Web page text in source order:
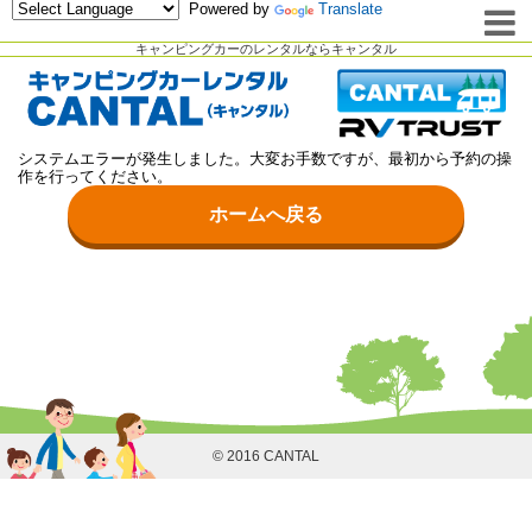
キャンピングカーのレンタルならキャンタル
Powered by Translate
システムエラーが発生しました。大変お手数ですが、最初から予約の操
作を行ってください。
ホームへ戻る
© 2016 CANTAL